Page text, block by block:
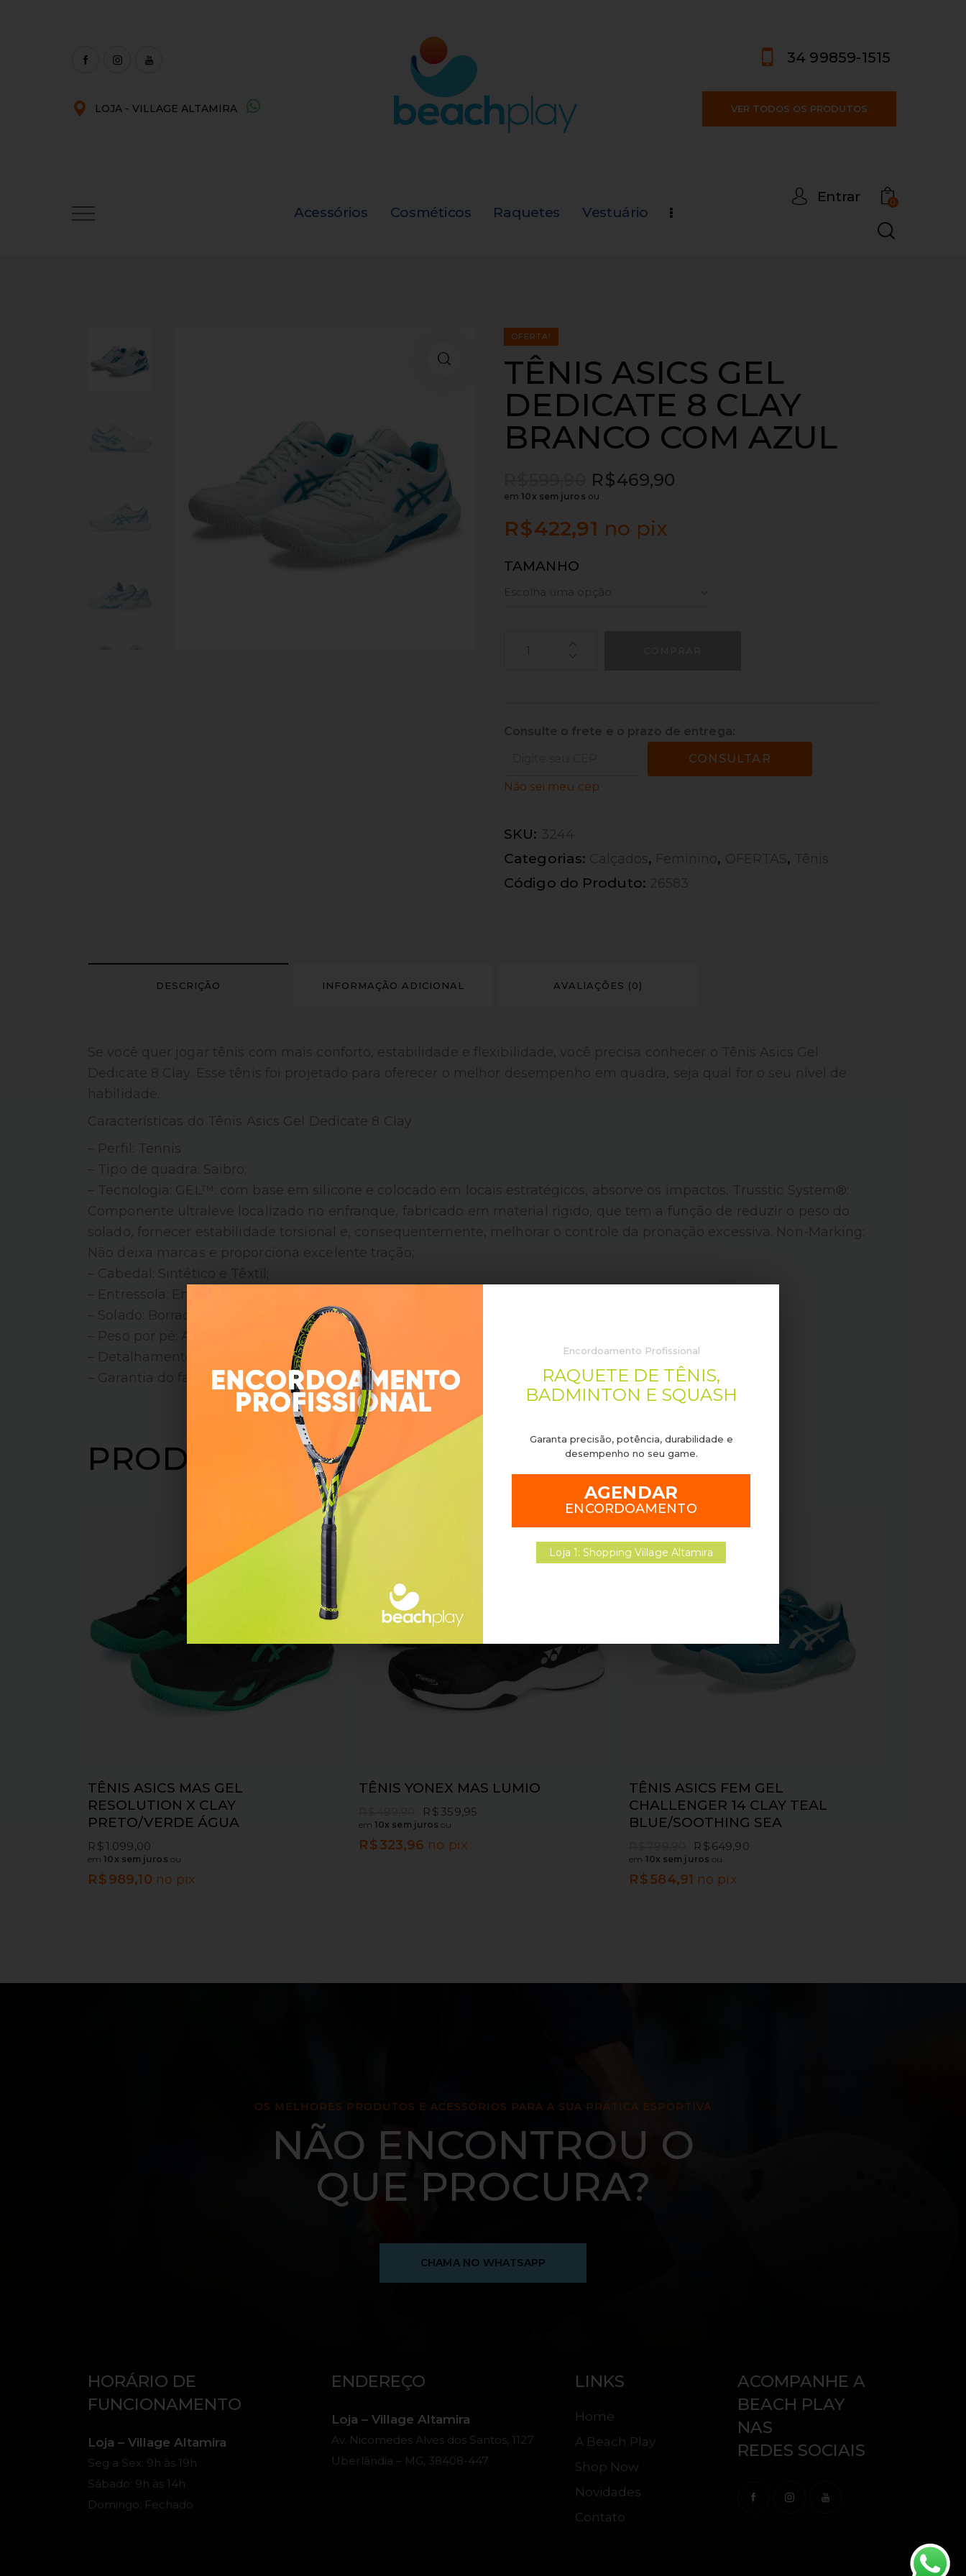
Encordoamento Profissional
RAQUETE DE TÊNIS,
BADMINTON E SQUASH
Garanta precisão, potência, durabilidade e
desempenho no seu game.
AGENDAR
ENCORDOAMENTO
Loja 1: Shopping Village Altamira
LOJA - VILLAGE ALTAMIRA
34 99859-1515
VER TODOS OS PRODUTOS
Acessórios Cosméticos Raquetes Vestuário
Entrar 0
OFERTA!
TÊNIS ASICS GEL
DEDICATE 8 CLAY
BRANCO COM AZUL
R$469,90
em10x sem juros ou
R$422,91 no pix
TAMANHO
CONSULTAR
Não sei meu cep
SKU:
Categorias: , , ,
Código do Produto:
DESCRIÇÃO INFORMAÇÃO ADICIONAL AVALIAÇÕES (0)
habilidade.
Características do Tênis Asics Gel Dedicate 8 Clay
– Perfil: Tennis
– Tipo de quadra: Saibro;
– Tecnologia: GEL™: com base em silicone e colocado em locais estratégicos, absorve os impactos. Trusstic System®:
Componente ultraleve localizado no enfranque, fabricado em material rígido, que tem a função de reduzir o peso do
solado, fornecer estabilidade torsional e, consequentemente, melhorar o controle da pronação excessiva. Non-Marking:
Não deixa marcas e proporciona excelente tração;
– Cabedal: Sintético e Têxtil;
– Entressola: Em EVA;
– Solado: Borracha – NO MARKING: solado que não marca o solo;
– Peso por pé: Aproximadamente 325g (tamanho 39);
– Detalhamento: Ajuste em cadarço convencional, logo e escrita Asics na lingueta;
– Garantia do fabricante: Contra defeito de fabricação;
PRODUTOS RELACIONADOS
TÊNIS ASICS MAS GEL
RESOLUTION X CLAY
PRETO/VERDE ÁGUA
R$1.099,00
em10x sem juros ou
R$989,10 no pix
TÊNIS YONEX MAS LUMIO
R$ 359,95
em 10x sem juros ou
R$323,96 no pix
TÊNIS ASICS FEM GEL
CHALLENGER 14 CLAY TEAL
BLUE/SOOTHING SEA
R$ 649,90
em 10x sem juros ou
R$584,91 no pix
OS MELHORES PRODUTOS E ACESSÓRIOS PARA A SUA PRÁTICA ESPORTIVA
NÃO ENCONTROU O
QUE PROCURA?
CHAMA NO WHATSAPP
HORÁRIO DE
FUNCIONAMENTO
Loja – Village Altamira
Seg a Sex: 9h às 19h
Sábado: 9h às 14h
Domingo: Fechado
ENDEREÇO
Loja – Village Altamira
Av. Nicomedes Alves dos Santos, 1127
Uberlândia – MG, 38408-447
LINKS
Home
A Beach Play
Shop Now
Novidades
Contato
ACOMPANHE A
BEACH PLAY
NAS
REDES SOCIAIS